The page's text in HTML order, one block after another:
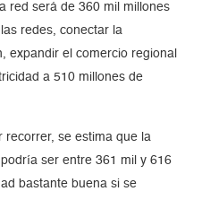
red será de 360 mil millones
redes, conectar la
expandir el comercio regional
a 510 millones de
recorrer, se estima que la
ser entre 361 mil y 616
bastante buena si se